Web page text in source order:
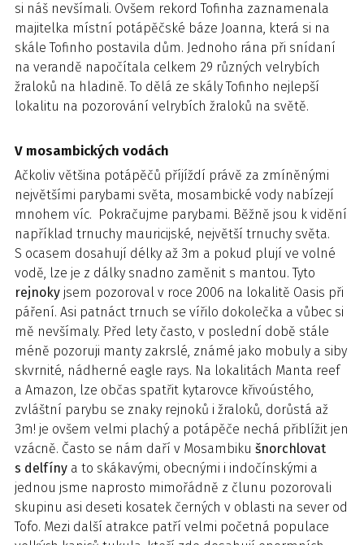
si náš nevšímali. Ovšem rekord Tofinha zaznamenala
majitelka místní potápěčské báze Joanna, která si na
skále Tofinho postavila dům. Jednoho rána při snídaní
na verandě napočítala celkem 29 různých velrybích
žraloků na hladině. To dělá ze skály Tofinho nejlepší
lokalitu na pozorování velrybích žraloků na světě.
V mosambických vodách
Ačkoliv většina potápěčů příjíždí právě za zmíněnými
největšími parybami světa, mosambické vody nabízejí
mnohem víc. Pokračujme parybami. Běžně jsou k vidění
například trnuchy mauricijské, největší trnuchy světa.
S ocasem dosahují délky až 3m a pokud plují ve volné
vodě, lze je z dálky snadno zaměnit s mantou. Tyto
rejnoky jsem pozoroval v roce 2006 na lokalitě Oasis při
páření. Asi patnáct trnuch se vířilo dokolečka a vůbec si
mě nevšímaly. Před lety často, v poslední době stále
méně pozoruji manty zakrslé, známé jako mobuly a siby
skvrnité, nádherné eagle rays. Na lokalitách Manta reef
a Amazon, lze občas spatřit kytarovce křivoústého,
zvláštní parybu se znaky rejnoků i žraloků, dorůstá až
3m! je ovšem velmi plachý a potápěče nechá přiblížit jen
vzácně. Často se nám daří v Mosambiku šnorchlovat
s delfíny a to skákavými, obecnými i indočínskými a
jednou jsme naprosto mimořádně z člunu pozorovali
skupinu asi deseti kosatek černých v oblasti na sever od
Tofo. Mezi další atrakce patří velmi početná populace